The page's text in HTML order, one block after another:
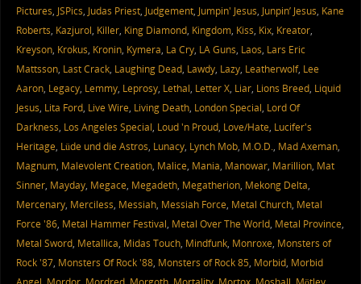
Pictures, JSPics, Judas Priest, Judgement, Jumpin' Jesus, Junpin’ Jesus, Kane
Roberts, Kazjurol, Killer, King Diamond, Kingdom, Kiss, Kix, Kreator,
Kreyson, Krokus, Kronin, Kymera, La Cry, LA Guns, Laos, Lars Eric
Mattsson, Last Crack, Laughing Dead, Lawdy, Lazy, Leatherwolf, Lee
Aaron, Legacy, Lemmy, Leprosy, Lethal, Letter X, Liar, Lions Breed, Liquid
Jesus, Lita Ford, Live Wire, Living Death, London Special, Lord Of
Darkness, Los Angeles Special, Loud 'n Proud, Love/Hate, Lucifer's
Heritage, Lüde und die Astros, Lunacy, Lynch Mob, M.O.D., Mad Axeman,
Magnum, Malevolent Creation, Malice, Mania, Manowar, Marillion, Mat
Sinner, Mayday, Megace, Megadeth, Megatherion, Mekong Delta,
Mercenary, Merciless, Messiah, Messiah Force, Metal Church, Metal
Force '86, Metal Hammer Festival, Metal Over The World, Metal Province,
Metal Sword, Metallica, Midas Touch, Mindfunk, Monroxe, Monsters of
Rock '87, Monsters Of Rock '88, Monsters of Rock 85, Morbid, Morbid